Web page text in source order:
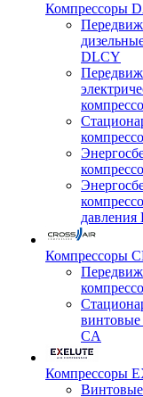
Компрессоры
DLCY
давления
Компрессоры
CA
Компрессоры